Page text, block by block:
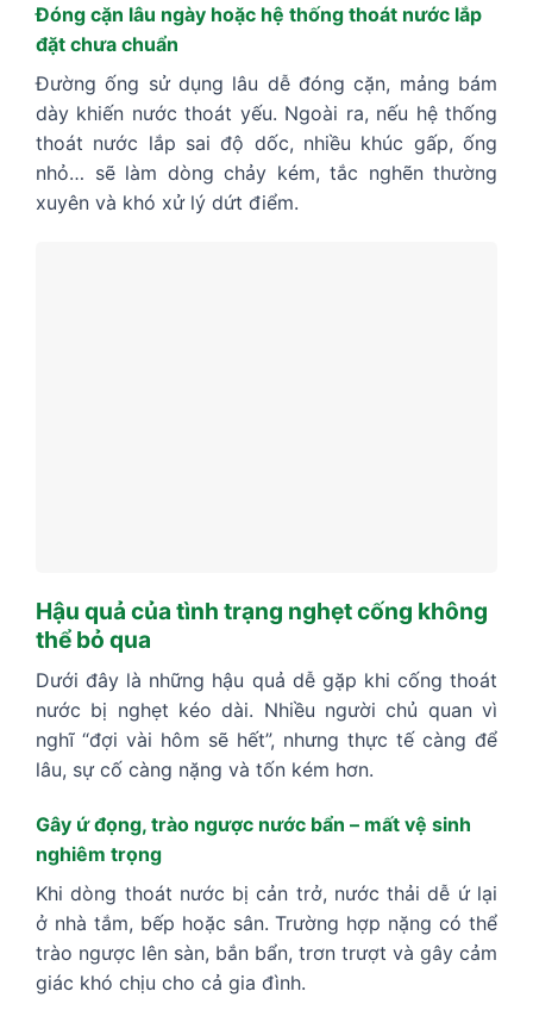
Đóng cặn lâu ngày hoặc hệ thống thoát nước lắp
đặt chưa chuẩn
Đường ống sử dụng lâu dễ đóng cặn, mảng bám
dày khiến nước thoát yếu. Ngoài ra, nếu hệ thống
thoát nước lắp sai độ dốc, nhiều khúc gấp, ống
nhỏ… sẽ làm dòng chảy kém, tắc nghẽn thường
xuyên và khó xử lý dứt điểm.
Hậu quả của tình trạng nghẹt cống không
thể bỏ qua
Dưới đây là những hậu quả dễ gặp khi cống thoát
nước bị nghẹt kéo dài. Nhiều người chủ quan vì
nghĩ “đợi vài hôm sẽ hết”, nhưng thực tế càng để
lâu, sự cố càng nặng và tốn kém hơn.
Gây ứ đọng, trào ngược nước bẩn – mất vệ sinh
nghiêm trọng
Khi dòng thoát nước bị cản trở, nước thải dễ ứ lại
ở nhà tắm, bếp hoặc sân. Trường hợp nặng có thể
trào ngược lên sàn, bắn bẩn, trơn trượt và gây cảm
giác khó chịu cho cả gia đình.